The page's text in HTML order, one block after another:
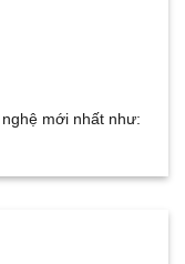
mới nhất như: